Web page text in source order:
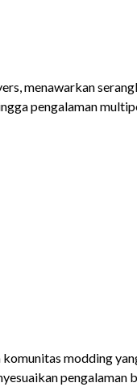
menawarkan
pengalaman
modding
pengalaman